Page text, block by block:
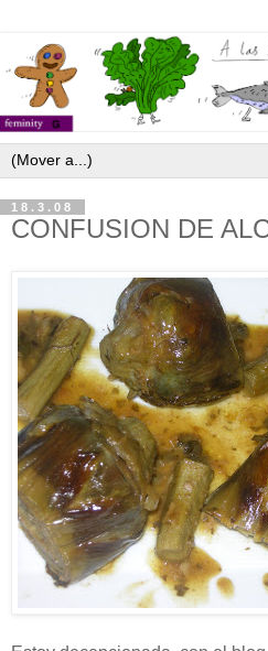
18.3.08
CONFUSION DE